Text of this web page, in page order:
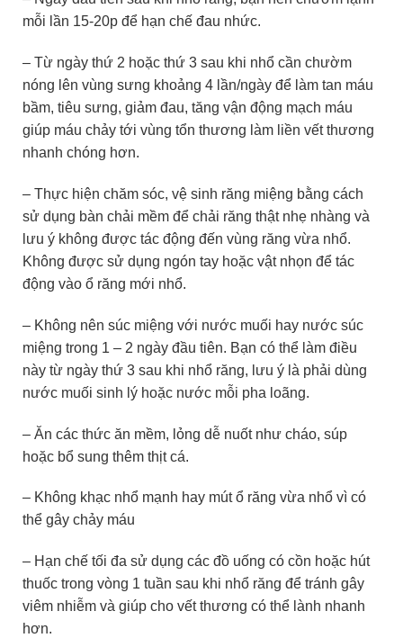
mỗi lần 15-20p để hạn chế đau nhức.
– Từ ngày thứ 2 hoặc thứ 3 sau khi nhổ cần chườm
nóng lên vùng sưng khoảng 4 lần/ngày để làm tan máu
bầm, tiêu sưng, giảm đau, tăng vận động mạch máu
giúp máu chảy tới vùng tổn thương làm liền vết thương
nhanh chóng hơn.
– Thực hiện chăm sóc, vệ sinh răng miệng bằng cách
sử dụng bàn chải mềm để chải răng thật nhẹ nhàng và
lưu ý không được tác động đến vùng răng vừa nhổ.
Không được sử dụng ngón tay hoặc vật nhọn để tác
động vào ổ răng mới nhổ.
– Không nên súc miệng với nước muối hay nước súc
miệng trong 1 – 2 ngày đầu tiên. Bạn có thể làm điều
này từ ngày thứ 3 sau khi nhổ răng, lưu ý là phải dùng
nước muối sinh lý hoặc nước mỗi pha loãng.
– Ăn các thức ăn mềm, lỏng dễ nuốt như cháo, súp
hoặc bổ sung thêm thịt cá.
– Không khạc nhổ mạnh hay mút ổ răng vừa nhổ vì có
thể gây chảy máu
– Hạn chế tối đa sử dụng các đồ uống có cồn hoặc hút
thuốc trong vòng 1 tuần sau khi nhổ răng để tránh gây
viêm nhiễm và giúp cho vết thương có thể lành nhanh
hơn.